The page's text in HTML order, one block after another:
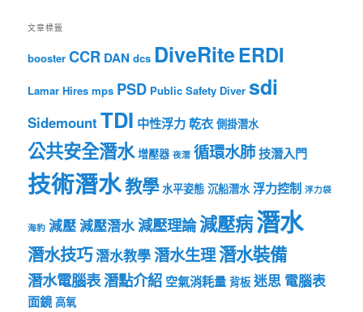
文章標籤
booster CCR DAN dcs DiveRiteERDI
Lamar Hires mps PSD Public Safety Diver sdi
Sidemount TDI 中性浮力乾衣 側掛潛水
公共安全潛水 增壓器 夜潛 循環水肺技潛入門
技術潛水教學 水平姿態 沉船潛水 浮力控制 浮力袋
海豹 減壓減壓潛水減壓理論減壓病潛水
潛水技巧潛水教學潛水生理潛水裝備
潛水電腦表潛點介紹 空氣消耗量 背板 迷思 電腦表
面鏡 高氧